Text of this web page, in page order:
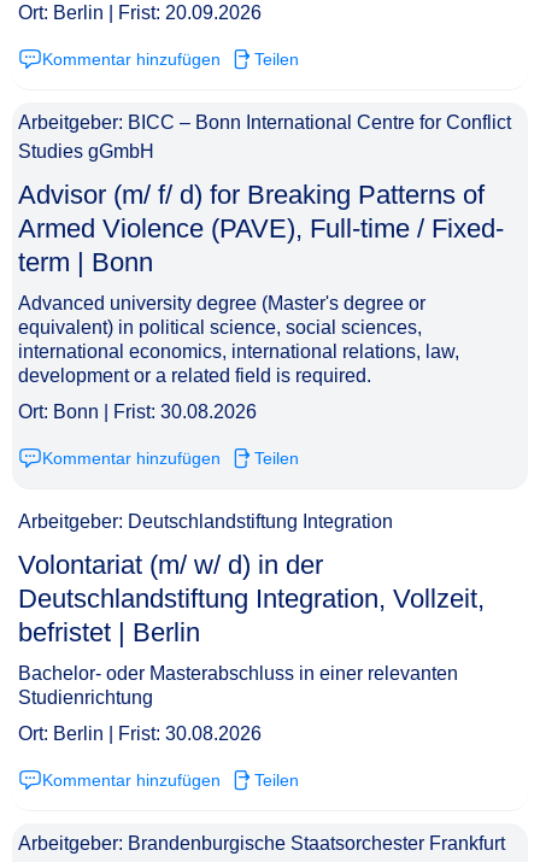
Ort: Berlin | Frist: 20.09.2026
Kommentar hinzufügen Teilen
Arbeitgeber: BICC – Bonn International Centre for Conflict
Studies gGmbH
Advisor (m/ f/ d) for Breaking Patterns of
Armed Violence (PAVE), Full-time / Fixed-
term | Bonn​‌‌‌‌​‌​‌‌‌‌‌​‌​​​​
Advanced university degree (Master's degree or
equivalent) in political science, social sciences,
international economics, international relations, law,
development or a related field is required.
Ort: Bonn | Frist: 30.08.2026
Kommentar hinzufügen Teilen
Arbeitgeber: Deutschlandstiftung Integration
Volontariat (m/ w/ d) in der
Deutschlandstiftung Integration, Vollzeit,
befristet | Berlin​‌‌‌‌​‌​‌‌‌‌‌​​‌‌‌‌
Bachelor- oder Masterabschluss in einer relevanten
Studienrichtung
Ort: Berlin | Frist: 30.08.2026
Kommentar hinzufügen Teilen
Arbeitgeber: Brandenburgische Staatsorchester Frankfurt